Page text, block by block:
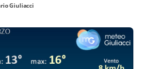
Giuliacci